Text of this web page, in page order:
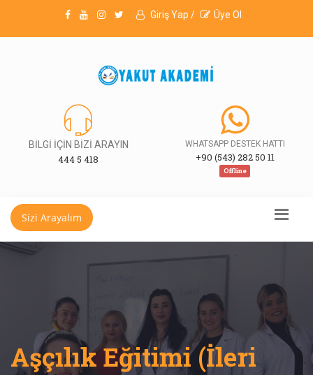
Giriş Yap / Üye Ol
BİLGİ İÇİN BİZİ ARAYIN
444 5 418
WHATSAPP DESTEK HATTI
+90 (543) 282 50 11
Offline
Sizi Arayalım
Aşçılık Eğitimi (İleri